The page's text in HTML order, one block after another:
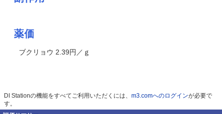
薬価
ブクリョウ 2.39円／ｇ
DI Stationの機能をすべてご利用いただくには、 m3.comへのログインが必要で
す。